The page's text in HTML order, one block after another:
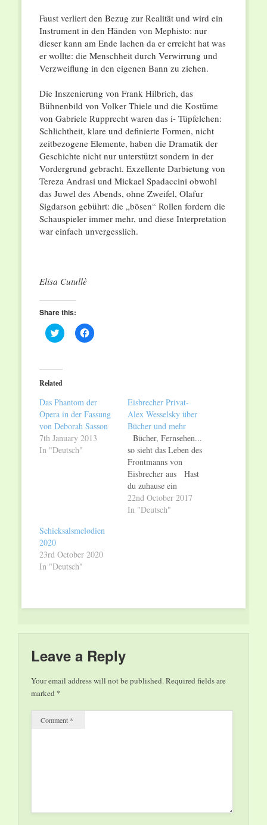
Faust verliert den Bezug zur Realität und wird ein
Instrument in den Händen von Mephisto: nur
dieser kann am Ende lachen da er erreicht hat was
er wollte: die Menschheit durch Verwirrung und
Verzweiflung in den eigenen Bann zu ziehen.
Die Inszenierung von Frank Hilbrich, das
Bühnenbild von Volker Thiele und die Kostüme
von Gabriele Rupprecht waren das i- Tüpfelchen:
Schlichtheit, klare und definierte Formen, nicht
zeitbezogene Elemente, haben die Dramatik der
Geschichte nicht nur unterstützt sondern in der
Vordergrund gebracht. Exzellente Darbietung von
Tereza Andrasi und Mickael Spadaccini obwohl
das Juwel des Abends, ohne Zweifel, Olafur
Sigdarson gebührt: die „bösen“ Rollen fordern die
Schauspieler immer mehr, und diese Interpretation
war einfach unvergesslich.
Elisa Cutullè
Share this:
Click
to
(Opens
in
new
Click
to
Related
Das Phantom der
Opera in der Fassung
von Deborah Sasson
7th January 2013
In "Deutsch"
Eisbrecher Privat-
Alex Wesselsky über
Bücher und mehr
Bücher, Fernsehen...
so sieht das Leben des
Frontmanns von
Eisbrecher aus Hast
du zuhause ein
Bücherregal? Was
würden wir finden
22nd October 2017
In "Deutsch"
Schicksalsmelodien
2020
23rd October 2020
In "Deutsch"
Leave a Reply
Your email address will not be published.Required fields are
marked *
Comment *